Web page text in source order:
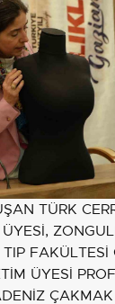
TÜRK
FAKÜLTESİ
ÜYESİ
ÇAKMAK